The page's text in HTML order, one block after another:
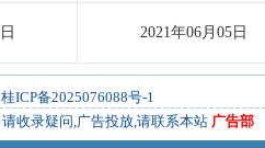
2021年06月05日
桂ICP备2025076088号-1
收录疑问,广告投放,请联系本站 广告部